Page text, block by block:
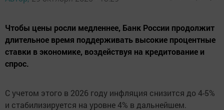
Чтобы цены росли медленнее, Банк России продолжит
длительное время поддерживать высокие процентные
ставки в экономике, воздействуя на кредитование и
спрос.
С учетом этого в 2026 году инфляция снизится до 4-5%
и стабилизируется на уровне 4% в дальнейшем.